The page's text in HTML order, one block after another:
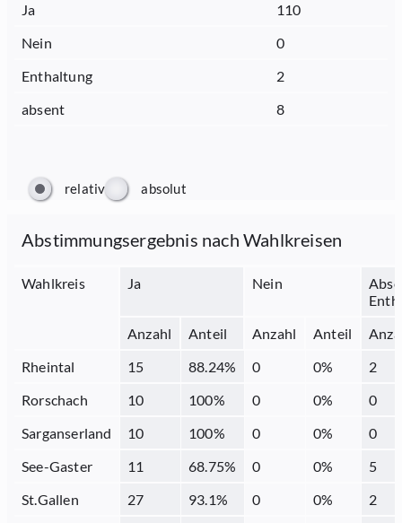
Ja
110
Nein
0
Enthaltung
2
absent
8
relativ absolut
Abstimmungsergebnis nach Wahlkreisen
Wahlkreis Ja Nein
Anzahl
Anteil Anzahl Anteil
Rheintal
15 88.24% 0 0%
2
Rorschach
10 100% 0 0%
0
Sarganserland
10 100% 0 0%
0
See-Gaster
11 68.75% 0 0%
5
St.Gallen
27 93.1% 0 0%
2